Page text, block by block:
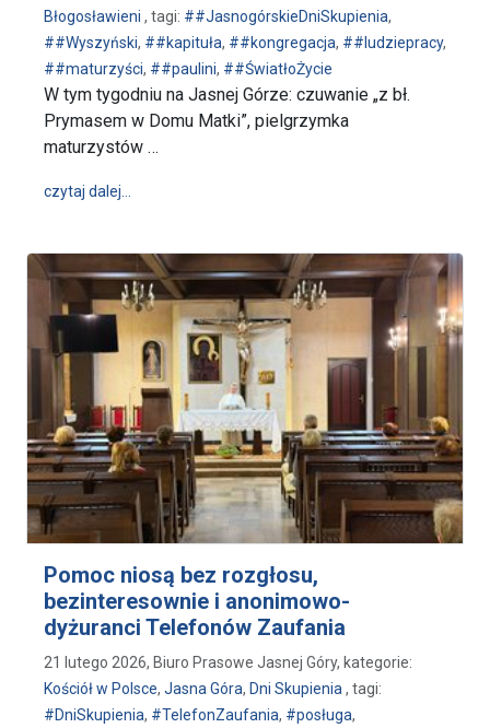
Błogosławieni , tagi: ##JasnogórskieDniSkupienia,
##Wyszyński, ##kapituła, ##kongregacja, ##ludziepracy,
##maturzyści, ##paulini, ##ŚwiatłoŻycie
W tym tygodniu na Jasnej Górze: czuwanie „z bł.
Prymasem w Domu Matki”, pielgrzymka
maturzystów …
czytaj dalej…
Pomoc niosą bez rozgłosu,
bezinteresownie i anonimowo-
dyżuranci Telefonów Zaufania
21 lutego 2026, Biuro Prasowe Jasnej Góry, kategorie:
Kościół w Polsce, Jasna Góra, Dni Skupienia, tagi:
#DniSkupienia, #TelefonZaufania, #posługa,